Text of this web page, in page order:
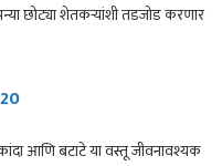
छोट्या शेतकऱ्यांशी तडजोड करणार
आणि बटाटे या वस्तू जीवनावश्यक